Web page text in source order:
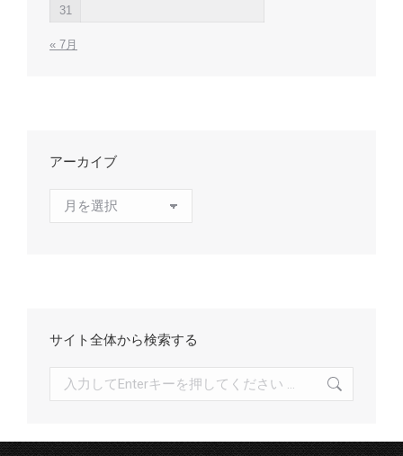
31
« 7月
アーカイブ
サイト全体から検索する